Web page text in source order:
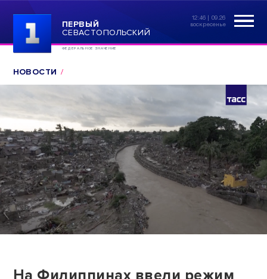
ПЕРВЫЙ
СЕВАСТОПОЛЬСКИЙ
ФЕДЕРАЛЬНОЕ ЗНАЧЕНИЕ
12:46 | 09.26
воскресенье
НОВОСТИ